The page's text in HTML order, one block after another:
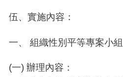
伍、實施內容：
一、 組織性別平等專案小組
(一) 辦理內容：